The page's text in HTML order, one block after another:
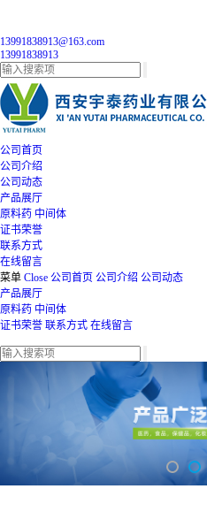
13991838913@163.com
13991838913
公司首页
公司介绍
公司动态
产品展厅
原料药 中间体
证书荣誉
联系方式
在线留言
菜单 Close 公司首页 公司介绍 公司动态
产品展厅
原料药 中间体
证书荣誉 联系方式 在线留言